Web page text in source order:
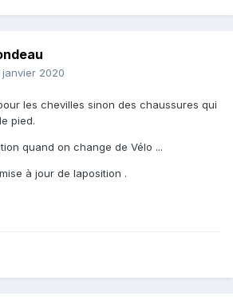
2020
les chevilles sinon des chaussures qui
pied.
quand on change de Vélo ...
à jour de laposition .